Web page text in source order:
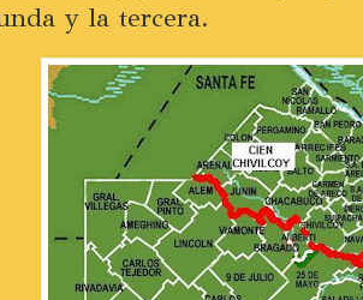
y la tercera.